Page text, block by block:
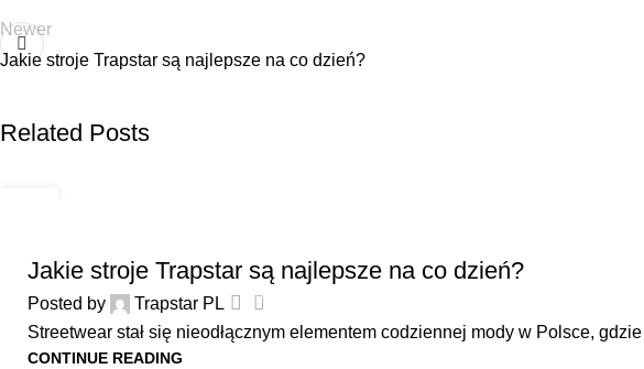
Newer
Jakie stroje Trapstar są najlepsze na co dzień?
Related Posts
Jakie stroje Trapstar są najlepsze na co dzień?
Posted by Trapstar PL 0
Streetwear stał się nieodłącznym elementem codziennej mody w Polsce,
CONTINUE READING